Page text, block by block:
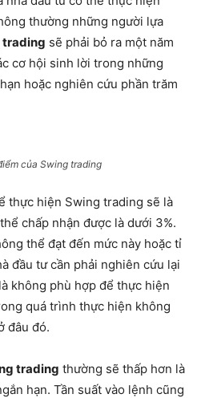
thường những người lựa
trading sẽ phải bỏ ra một năm
cơ hội sinh lời trong những
hoặc nghiên cứu phần trăm
của Swing trading
thực hiện Swing trading sẽ là
chấp nhận được là dưới 3%.
thể đạt đến mức này hoặc tỉ
đầu tư cần phải nghiên cứu lại
không phù hợp để thực hiện
quá trình thực hiện không
đâu đó.
trading thường sẽ thấp hơn là
hạn. Tần suất vào lệnh cũng